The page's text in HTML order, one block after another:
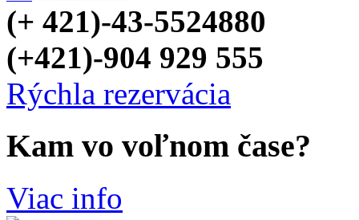
(+ 421)-43-5524880
(+421)-904 929 555
Rýchla rezervácia
Kam vo voľnom čase?
Viac info